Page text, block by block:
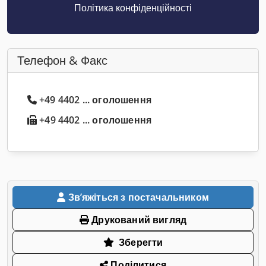
Політика конфіденційності
Телефон & Факс
+49 4402 ... оголошення
+49 4402 ... оголошення
Звʼяжіться з постачальником
Друкований вигляд
Зберегти